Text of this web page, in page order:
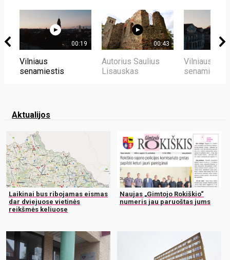
00:19
Vilniaus
senamiestis
00:43
Autorius Saulius
Lisauskas
Vilniaus
senamiestis
Aktualijos
Laikinai bus ribojamas eismas
dar dviejuose vietinės
reikšmės keliuose
Naujas „Gimtojo Rokiškio“
numeris jau paruoštas jums